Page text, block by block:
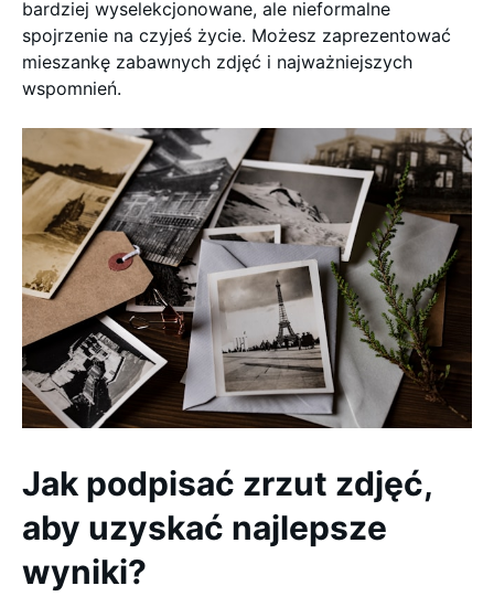
bardziej wyselekcjonowane, ale nieformalne
spojrzenie na czyjeś życie. Możesz zaprezentować
mieszankę zabawnych zdjęć i najważniejszych
wspomnień.
Jak podpisać zrzut zdjęć,
aby uzyskać najlepsze
wyniki?